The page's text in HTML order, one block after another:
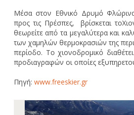
Μέσα στον Εθνικό Δρυμό
προς τις Πρέσπες, βρίσκεται
θεωρείτε από τα μεγαλύτερα και
των χαμηλών θερμοκρασιών της
περίοδο. Το χιονοδρομικό
προδιαγραφών οι οποίες
Πηγή: www.freeskier.gr